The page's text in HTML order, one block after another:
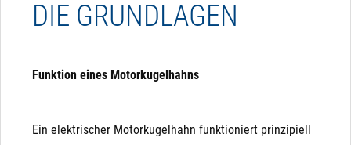
sie keine Magnetventile verwenden und lieber auf
Partikel im Medium: Schmutz, Sand, Äste, ... können
mithilfe einer drehbaren Kugel mit einer Bohrung
pneumatischen Antrieb automatisiert werden.
DIE GRUNDLAGEN
Funktion eines Motorkugelhahns
Ein elektrischer Motorkugelhahn funktioniert prinzipiell